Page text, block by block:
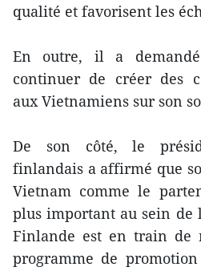
qualité et favorisent les
En outre, il a
continuer de créer des
aux Vietnamiens sur son
De son côté, le
finlandais a affirmé que
Vietnam comme le
plus important au sein de
Finlande est en train
programme de